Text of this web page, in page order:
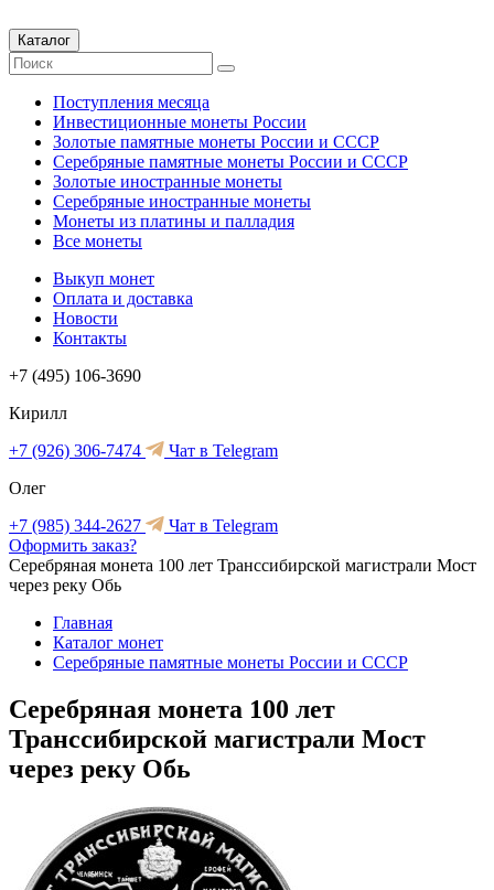
Каталог
Поступления месяца
Инвестиционные монеты России
Золотые памятные монеты России и СССР
Серебряные памятные монеты России и СССР
Золотые иностранные монеты
Серебряные иностранные монеты
Монеты из платины и палладия
Все монеты
Выкуп монет
Оплата и доставка
Новости
Контакты
+7 (495) 106-3690
Кирилл
+7 (926) 306-7474
Чат в Telegram
Олег
+7 (985) 344-2627
Чат в Telegram
Оформить заказ?
Серебряная монета 100 лет Транссибирской магистрали Мост
через реку Обь
Главная
Каталог монет
Серебряные памятные монеты России и СССР
Серебряная монета 100 лет
Транссибирской магистрали Мост
через реку Обь